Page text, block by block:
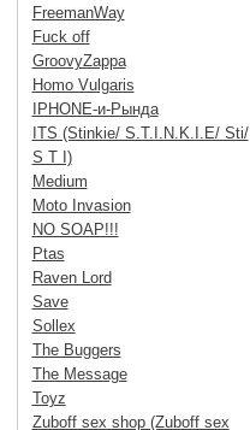
FreemanWay
Fuck off
GroovyZappa
Homo Vulgaris
IPHONE-и-Рында
ITS (Stinkie/ S.T.I.N.K.I.E/ Sti/
S T I)
Medium
Moto Invasion
NO SOAP!!!
Ptas
Raven Lord
Save
Sollex
The Buggers
The Message
Toyz
Zuboff sex shop (Zuboff sex